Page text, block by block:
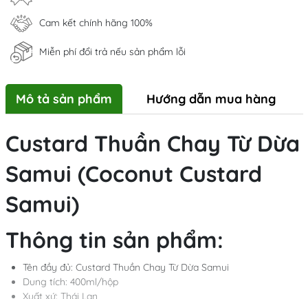
Cam kết chính hãng 100%
Miễn phí đổi trả nếu sản phẩm lỗi
Mô tả sản phẩm Hướng dẫn mua hàng
Custard Thuần Chay Từ Dừa
Samui (Coconut Custard
Samui)
Thông tin sản phẩm:
Tên đầy đủ: Custard Thuần Chay Từ Dừa Samui
Dung tích: 400ml/hộp